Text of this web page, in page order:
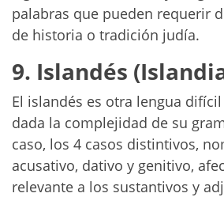
palabras que pueden requerir
de historia o tradición judía.
9. Islandés
El islandés es otra lengua
dada la complejidad de su
caso, los 4 casos distintivos,
acusativo, dativo y genitivo,
relevante a los sustantivos y